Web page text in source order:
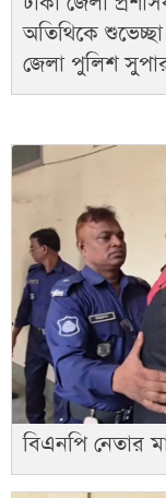
অতিথিকে
জেলা পুলিশ
বিএনপি নেতার